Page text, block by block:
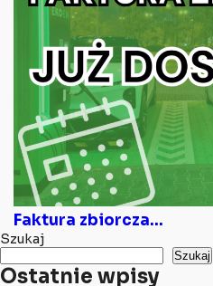
Faktura zbiorcza...
Szukaj
Szukaj
Ostatnie wpisy